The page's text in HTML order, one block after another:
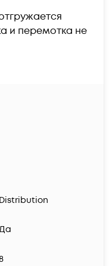
и перемотка не
Distribution